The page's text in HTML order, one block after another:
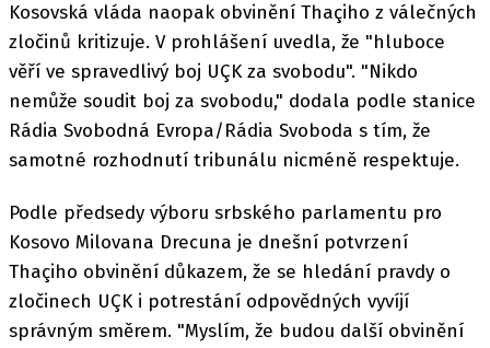
Kosovská vláda naopak obvinění Thaçiho z válečných
zločinů kritizuje. V prohlášení uvedla, že "hluboce
věří ve spravedlivý boj UÇK za svobodu". "Nikdo
nemůže soudit boj za svobodu," dodala podle stanice
Rádia Svobodná Evropa/Rádia Svoboda s tím, že
samotné rozhodnutí tribunálu nicméně respektuje.
Podle předsedy výboru srbského parlamentu pro
Kosovo Milovana Drecuna je dnešní potvrzení
Thaçiho obvinění důkazem, že se hledání pravdy o
zločinech UÇK i potrestání odpovědných vyvíjí
správným směrem. "Myslím, že budou další obvinění